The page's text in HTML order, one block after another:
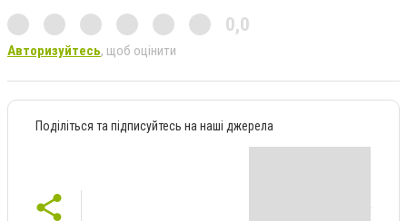
0,0
Авторизуйтесь, щоб оцінити
Поділіться та підписуйтесь на наші джерела